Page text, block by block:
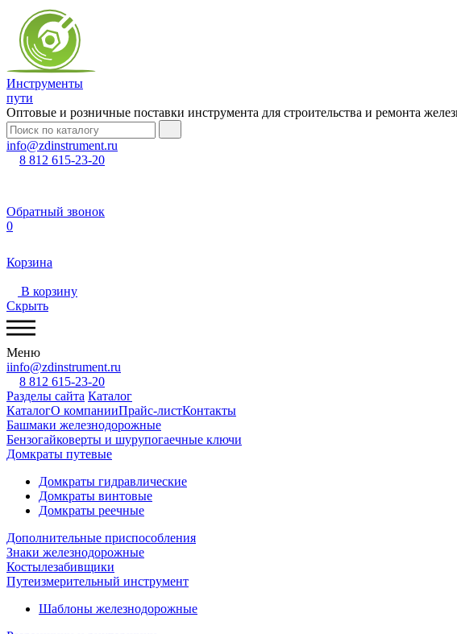
Инструменты
пути
Оптовые и розничные поставки инструмента для строительства и ремонта
info@zdinstrument.ru
8 812 615-23-20
Обратный звонок
0
Корзина
В корзину
Скрыть
Меню
iinfo@zdinstrument.ru
8 812 615-23-20
Разделы сайта Каталог
КаталогО компанииПрайс-листКонтакты
Башмаки железнодорожные
Бензогайковерты и шурупогаечные ключи
Домкраты путевые
Домкраты гидравлические
Домкраты винтовые
Домкраты реечные
Дополнительные приспособления
Знаки железнодорожные
Костылезабивщики
Путеизмерительный инструмент
Шаблоны железнодорожные